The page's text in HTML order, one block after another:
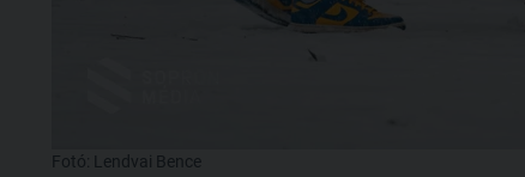
Fotó: Lendvai Bence